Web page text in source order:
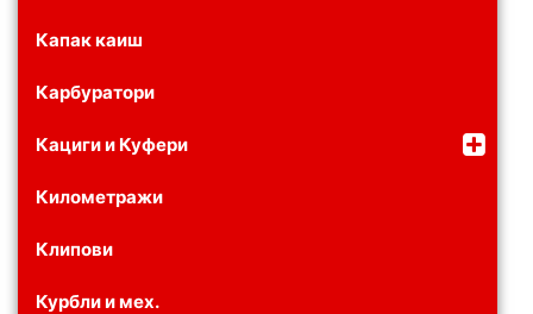
Капак каиш
Карбуратори
Кациги и Куфери
Километражи
Клипови
Курбли и мех.